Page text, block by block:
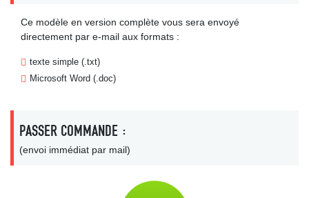
Ce modèle en version complète vous sera envoyé
directement par e-mail aux formats :
texte simple (.txt)
Microsoft Word (.doc)
PASSER COMMANDE :
(envoi immédiat par mail)